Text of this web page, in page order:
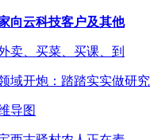
向云科技客户及其他
卖、买菜、买课、到
域开炮：踏踏实实做研究
导图